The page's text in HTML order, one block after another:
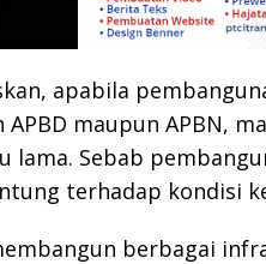
apabila
maupun APBN,
lama. Sebab
terhadap kondisi
berbagai